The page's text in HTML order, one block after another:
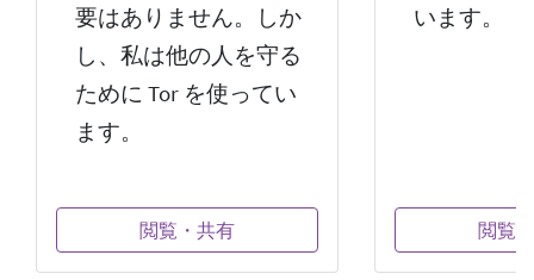
要はありません。しか
し、私は他の人を守る
ために Tor を使ってい
ます。
閲覧・共有
います。
閲覧